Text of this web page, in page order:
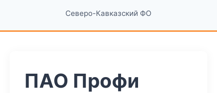
Северо-Кавказский ФО
ПАО Профи